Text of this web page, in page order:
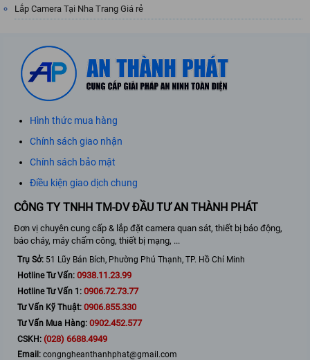
Lắp Camera Tại Nha Trang Giá rẻ
Hình thức mua hàng
Chính sách giao nhận
Chính sách bảo mật
Điều kiện giao dịch chung
CÔNG TY TNHH TM-DV ĐẦU TƯ AN THÀNH PHÁT
Đơn vị chuyên cung cấp & lắp đặt camera quan sát, thiết bị báo động,
báo cháy, máy chấm công, thiết bị mạng, ...
Trụ Sở: 51 Lũy Bán Bích, Phường Phú Thạnh, TP. Hồ Chí Minh
Hotline Tư Vấn: 0938.11.23.99
Hotline Tư Vấn 1: 0906.72.73.77
Tư Vấn Kỹ Thuật: 0906.855.330
Tư Vấn Mua Hàng: 0902.452.577
CSKH: (028) 6688.4949
Email: congngheanthanhphat@gmail.com